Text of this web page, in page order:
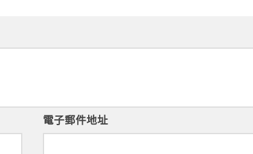
電子郵件地址